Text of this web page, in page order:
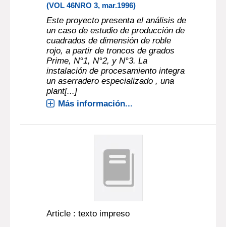
(VOL 46NRO 3, mar.1996)
Este proyecto presenta el análisis de
un caso de estudio de producción de
cuadrados de dimensión de roble
rojo, a partir de troncos de grados
Prime, N°1, N°2, y N°3. La
instalación de procesamiento integra
un aserradero especializado , una
plant[...]
Más información...
Article : texto impreso